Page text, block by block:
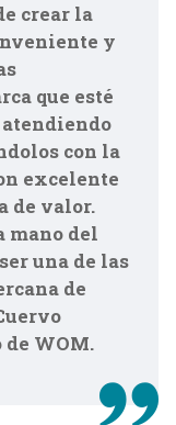
crear la
y
que esté
con la
excelente
de valor.
mano del
una de las
de
WOM.